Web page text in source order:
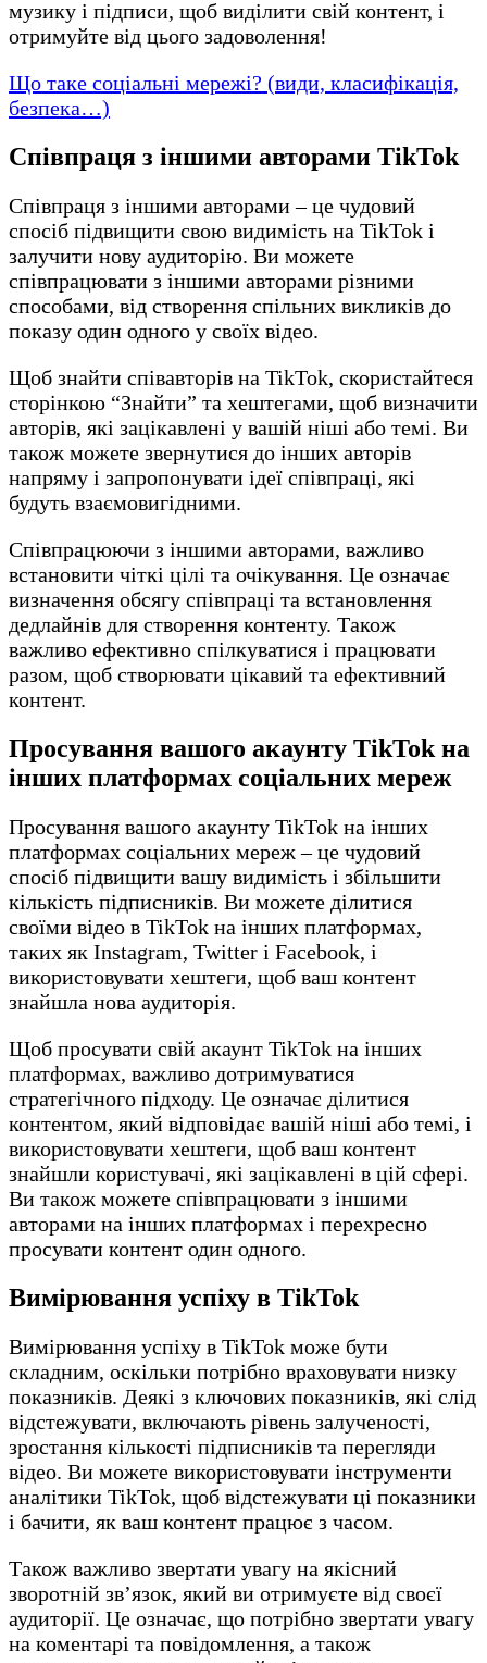
музику і підписи, щоб виділити свій контент, і
отримуйте від цього задоволення!
Що таке соціальні мережі? (види, класифікація,
безпека…)
Співпраця з іншими авторами TikTok
Співпраця з іншими авторами – це чудовий
спосіб підвищити свою видимість на TikTok і
залучити нову аудиторію. Ви можете
співпрацювати з іншими авторами різними
способами, від створення спільних викликів до
показу один одного у своїх відео.
Щоб знайти співавторів на TikTok, скористайтеся
сторінкою “Знайти” та хештегами, щоб визначити
авторів, які зацікавлені у вашій ніші або темі. Ви
також можете звернутися до інших авторів
напряму і запропонувати ідеї співпраці, які
будуть взаємовигідними.
Співпрацюючи з іншими авторами, важливо
встановити чіткі цілі та очікування. Це означає
визначення обсягу співпраці та встановлення
дедлайнів для створення контенту. Також
важливо ефективно спілкуватися і працювати
разом, щоб створювати цікавий та ефективний
контент.
Просування вашого акаунту TikTok на
інших платформах соціальних мереж
Просування вашого акаунту TikTok на інших
платформах соціальних мереж – це чудовий
спосіб підвищити вашу видимість і збільшити
кількість підписників. Ви можете ділитися
своїми відео в TikTok на інших платформах,
таких як Instagram, Twitter і Facebook, і
використовувати хештеги, щоб ваш контент
знайшла нова аудиторія.
Щоб просувати свій акаунт TikTok на інших
платформах, важливо дотримуватися
стратегічного підходу. Це означає ділитися
контентом, який відповідає вашій ніші або темі, і
використовувати хештеги, щоб ваш контент
знайшли користувачі, які зацікавлені в цій сфері.
Ви також можете співпрацювати з іншими
авторами на інших платформах і перехресно
просувати контент один одного.
Вимірювання успіху в TikTok
Вимірювання успіху в TikTok може бути
складним, оскільки потрібно враховувати низку
показників. Деякі з ключових показників, які слід
відстежувати, включають рівень залученості,
зростання кількості підписників та перегляди
відео. Ви можете використовувати інструменти
аналітики TikTok, щоб відстежувати ці показники
і бачити, як ваш контент працює з часом.
Також важливо звертати увагу на якісний
зворотній зв’язок, який ви отримуєте від своєї
аудиторії. Це означає, що потрібно звертати увагу
на коментарі та повідомлення, а також